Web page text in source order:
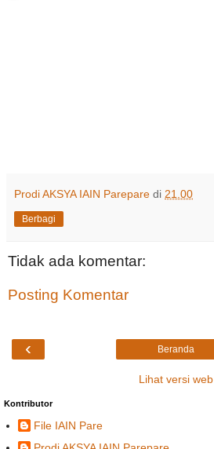
Prodi AKSYA IAIN Parepare di 21.00
Berbagi
Tidak ada komentar:
Posting Komentar
‹ Beranda
Lihat versi web
Kontributor
File IAIN Pare